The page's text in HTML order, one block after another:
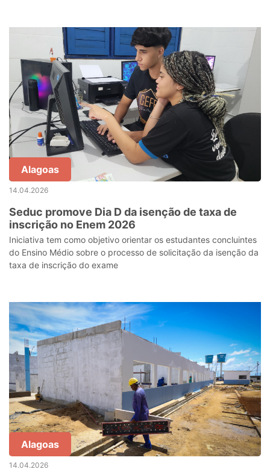
Alagoas
14.04.2026
Seduc promove Dia D da isenção de taxa de
inscrição no Enem 2026
Iniciativa tem como objetivo orientar os estudantes concluintes
do Ensino Médio sobre o processo de solicitação da isenção da
taxa de inscrição do exame
Alagoas
14.04.2026